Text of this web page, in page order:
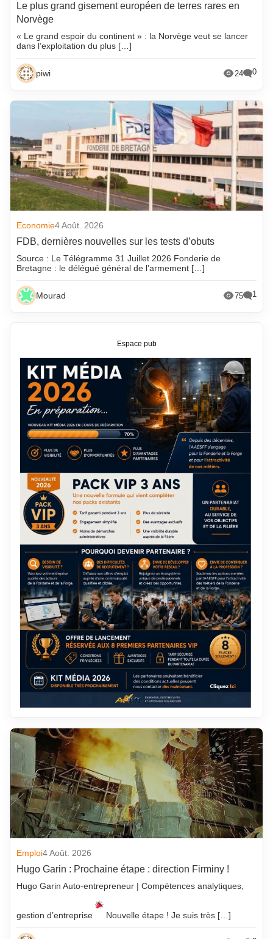
Le plus grand gisement européen de terres rares en
Norvège
« Le grand espoir du continent » : la Norvège veut se lancer
dans l’exploitation du plus […]
piwi 24 0
Economie4 Août. 2026
FDB, dernières nouvelles sur les tests d’obuts
Source : Le Télégramme 31 Juillet 2026 Fonderie de
Bretagne : le délégué général de l’armement […]
Mourad 75 1
Emploi4 Août. 2026
Hugo Garin : Prochaine étape : direction Firminy !
Hugo Garin Auto-entrepreneur | Compétences analytiques,
gestion d’entreprise Nouvelle étape ! Je suis très […]
Espace pub